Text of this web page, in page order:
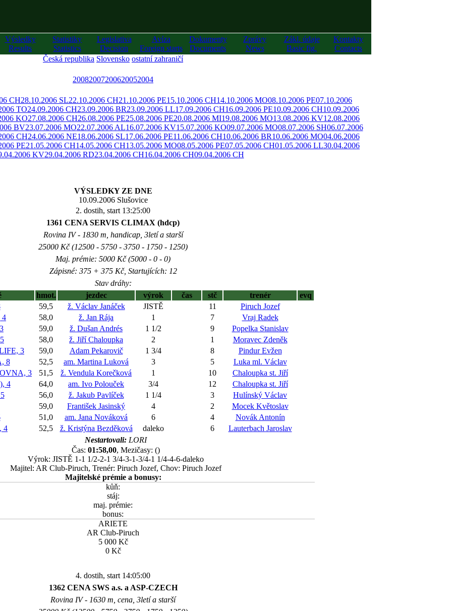
Výsledky
Results
Statistiky
Statistics
Legislativa
Decision
Avíza
Foreign starts
Dokumenty
Documents
Zprávy
News
Zákl. údaje
Basic fig.
Kontakty
Contacts
Česká republika Slovensko ostatní zahraničí
20082007200620052004
CH28.10.2006 SL22.10.2006 CH21.10.2006 PE15.10.2006 CH14.10.2006 MO08.10.2006 PE07.10.2006
TO24.09.2006 CH23.09.2006 BR23.09.2006 LL17.09.2006 CH16.09.2006 PE10.09.2006 CH10.09.2006
KO27.08.2006 CH26.08.2006 PE25.08.2006 PE20.08.2006 MI19.08.2006 MO13.08.2006 KV12.08.2006
BV23.07.2006 MO22.07.2006 AL16.07.2006 KV15.07.2006 KO09.07.2006 MO08.07.2006 SH06.07.2006
CH24.06.2006 NE18.06.2006 SL17.06.2006 PE11.06.2006 CH10.06.2006 BR10.06.2006 MO04.06.2006
PE21.05.2006 CH14.05.2006 CH13.05.2006 MO08.05.2006 PE07.05.2006 CH01.05.2006 LL30.04.2006
KV29.04.2006 RD23.04.2006 CH16.04.2006 CH09.04.2006 CH
VÝSLEDKY ZE DNE
10.09.2006 Slušovice
2. dostih, start 13:25:00
1361 CENA SERVIS CLIMAX (hdcp)
Rovina IV - 1830 m, handicap, 3letí a starší
25000 Kč (12500 - 5750 - 3750 - 1750 - 1250)
Maj. prémie: 5000 Kč (5000 - 0 - 0)
Zápisné: 375 + 375 Kč, Startujících: 12
Stav dráhy:
hmot. jezdec výrok čas stč trenér
evq
59,5 ž. Václav Janáček JISTĚ 11
Piruch Jozef
4 58,0 ž. Jan Rája 1 7
Vraj Radek
59,0 ž. Dušan Andrés 1 1/2 9
Popelka Stanislav
58,0 ž. Jiří Chaloupka 2 1
Moravec Zdeněk
3 59,0 Adam Pekarovič 1 3/4 8
Pindur Evžen
8 52,5 am. Martina Luková 3 5
Luka ml. Václav
3 51,5 ž. Vendula Korečková 1 10
Chaloupka st. Jiří
4 64,0 am. Ivo Polouček 3/4 12
Chaloupka st. Jiří
56,0 ž. Jakub Pavlíček 1 1/4 3
Hulínský Václav
59,0 František Jasinský 4 2
Mocek Květoslav
51,0 am. Jana Nováková 6 4
Novák Antonín
4 52,5 ž. Kristýna Bezděková daleko 6
Lauterbach Jaroslav
Nestartovali:LORI
Čas: 01:58,00, Mezičasy: ()
Výrok: JISTĚ 1-1 1/2-2-1 3/4-3-1-3/4-1 1/4-4-6-daleko
Majitel: AR Club-Piruch, Trenér: Piruch Jozef, Chov: Piruch Jozef
Majitelské prémie a bonusy:
kůň:
stáj:
maj. prémie:
bonus:
ARIETE
AR Club-Piruch
5 000 Kč
0 Kč
4. dostih, start 14:05:00
1362 CENA SWS a.s. a ASP-CZECH
Rovina IV - 1630 m, cena, 3letí a starší